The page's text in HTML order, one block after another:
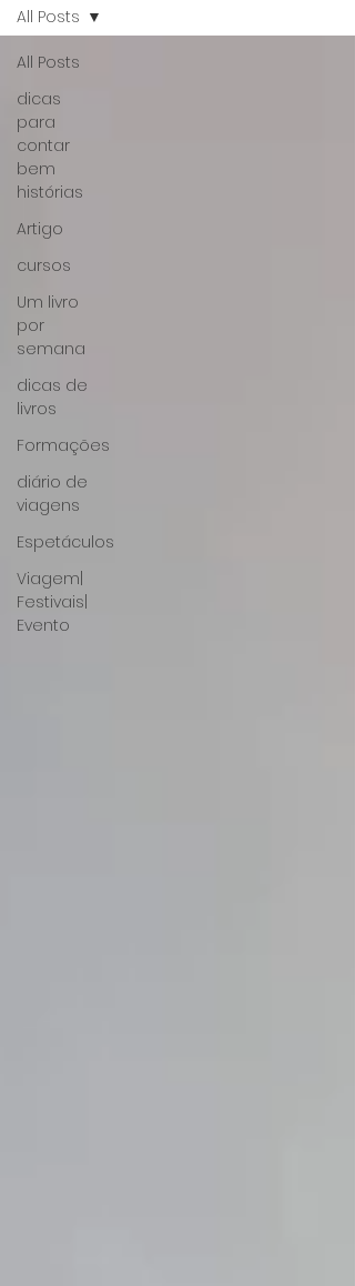
All Posts
dicas
para
contar
bem
histórias
Artigo
cursos
Um livro
por
semana
dicas de
livros
Formações
diário de
viagens
Espetáculos
Viagem|
Festivais|
Evento
All Posts